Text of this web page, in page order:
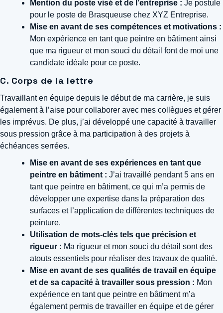
Mention du poste visé et de l’entreprise : Je postule
pour le poste de Brasqueuse chez XYZ Entreprise.
Mise en avant de ses compétences et motivations :
Mon expérience en tant que peintre en bâtiment ainsi
que ma rigueur et mon souci du détail font de moi une
candidate idéale pour ce poste.
C. Corps de la lettre
Travaillant en équipe depuis le début de ma carrière, je suis
également à l’aise pour collaborer avec mes collègues et gérer
les imprévus. De plus, j’ai développé une capacité à travailler
sous pression grâce à ma participation à des projets à
échéances serrées.
Mise en avant de ses expériences en tant que
peintre en bâtiment : J’ai travaillé pendant 5 ans en
tant que peintre en bâtiment, ce qui m’a permis de
développer une expertise dans la préparation des
surfaces et l’application de différentes techniques de
peinture.
Utilisation de mots-clés tels que précision et
rigueur : Ma rigueur et mon souci du détail sont des
atouts essentiels pour réaliser des travaux de qualité.
Mise en avant de ses qualités de travail en équipe
et de sa capacité à travailler sous pression : Mon
expérience en tant que peintre en bâtiment m’a
également permis de travailler en équipe et de gérer